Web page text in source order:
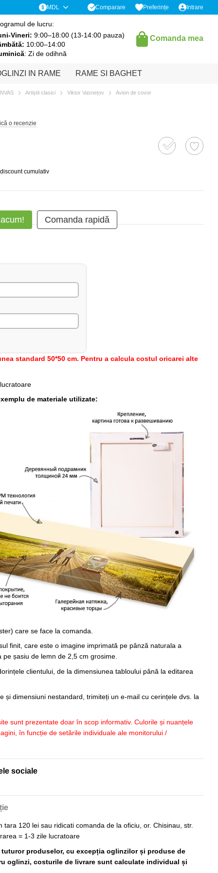
MDL Comparare Preferințe Intrare
de lucru:
Vineri: 9:00–18:00 (13-14:00 pauza)
10:00–14:00
: Zi de odihnă
Comanda mea
IN RAME RAME SI BAGHET
Artiștii clasici Viktor Vasnețov Avion de covor
o recenzie
cumulativ
Comanda rapidă
standard 50*50 cm. Pentru a calcula costul oricarei alte
de materiale utilizate:
care se face la comanda.
finit, care este o imagine imprimată pe pânză naturala a
șasiu de lemn de 2,5 cm grosime.
clientului, de la dimensiunea tabloului până la editarea
și dimensiuni nestandard, trimiteți un e-mail cu cerințele dvs. la
sunt prezentate doar în scop informativ. Culorile și nuanțele
în funcție de setările individuale ale monitorului /
sociale
tara 120 lei sau ridicati comanda de la oficiu, or. Chisinau, str.
= 1-3 zile lucratoare
produselor, cu excepția oglinzilor și produse de
oglinzi, costurile de livrare sunt calculate individual și